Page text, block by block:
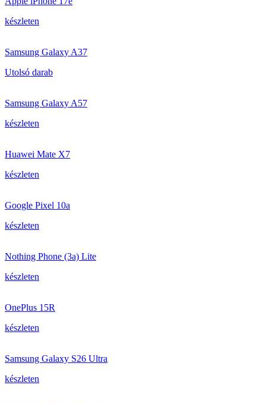
készleten
Samsung Galaxy A37
Utolsó darab
Samsung Galaxy A57
készleten
Huawei Mate X7
készleten
Google Pixel 10a
készleten
Nothing Phone (3a) Lite
készleten
OnePlus 15R
készleten
Samsung Galaxy S26 Ultra
készleten